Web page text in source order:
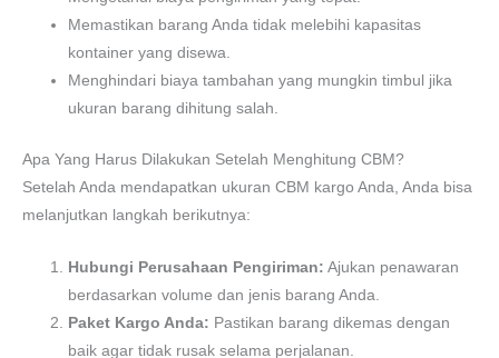
Memastikan barang Anda tidak melebihi kapasitas
kontainer yang disewa.
Menghindari biaya tambahan yang mungkin timbul jika
ukuran barang dihitung salah.
Apa Yang Harus Dilakukan Setelah Menghitung CBM?
Setelah Anda mendapatkan ukuran CBM kargo Anda, Anda bisa
melanjutkan langkah berikutnya:
Hubungi Perusahaan Pengiriman: Ajukan penawaran
berdasarkan volume dan jenis barang Anda.
Paket Kargo Anda: Pastikan barang dikemas dengan
baik agar tidak rusak selama perjalanan.